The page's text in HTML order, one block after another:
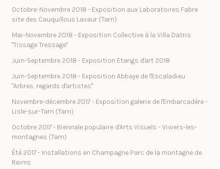
Octobre-Novembre 2018 - Exposition aux Laboratoires Fabre
site des Cauquillous Lavaur (Tarn)
Mai-Novembre 2018 - Exposition Collective à la Villa Datris
"Tissage Tressage"
Juin-Septembre 2018 - Exposition Etangs d'art 2018
Juin-Septembre 2018 - Exposition Abbaye de l'Escaladieu
"Arbres, regards d'artistes"
Novembre-décembre 2017 - Exposition galerie de l'Embarcadère -
Lisle-sur-Tarn (Tarn)
Octobre 2017 - Biennale populaire d'Arts Visuels - Viviers-les-
montagnes (Tarn)
Été 2017 - Installations en Champagne Parc de la montagne de
Reims